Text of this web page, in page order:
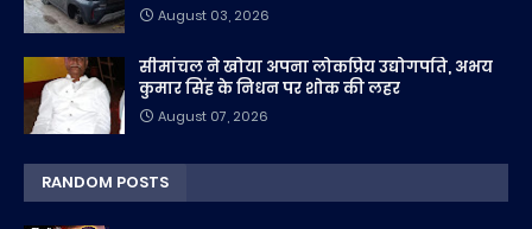
August 03, 2026
सीमांचल ने खोया अपना लोकप्रिय उद्योगपति, अभय
कुमार सिंह के निधन पर शोक की लहर
August 07, 2026
RANDOM POSTS